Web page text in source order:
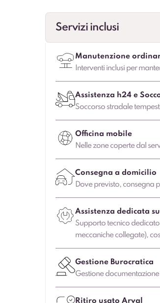
Servizi inclusi
Manutenzione
Interventi inclusi per
Assistenza h24 e
Soccorso stradale
Officina mobile
Nelle zone coperte dal
Consegna a domicilio
Dove previsto, consegna
Assistenza dedicata
Supporto tecnico
meccaniche collegate),
Gestione Burocratica
Gestione
Ritiro usato Arval